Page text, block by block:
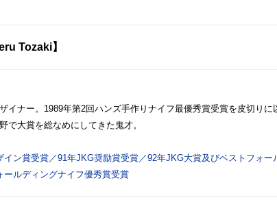
Tozaki】
イナー。1989年第2回ハンズ手作りナイフ最優秀賞受賞を皮切りに
で大賞を総なめにしてきた鬼才。
ン賞受賞／91年JKG奨励賞受賞／92年JKG大賞及びベストフォー
ールディングナイフ優秀賞受賞